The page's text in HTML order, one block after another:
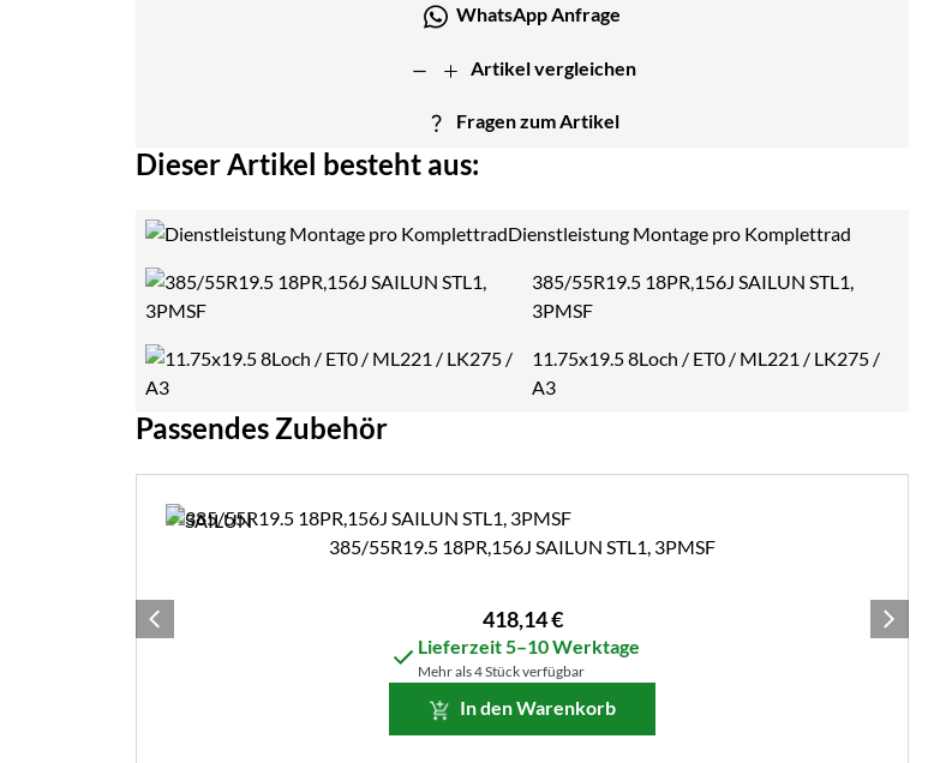
WhatsApp Anfrage
Artikel vergleichen
Fragen zum Artikel
Dieser Artikel besteht aus:
Dienstleistung Montage pro Komplettrad
385/55R19.5 18PR,156J SAILUN STL1,
3PMSF
11.75x19.5 8Loch / ET0 / ML221 / LK275 /
A3
Passendes Zubehör
Zubehör überspringen
385/55R19.5 18PR,156J SAILUN STL1, 3PMSF
418,14€
Lieferzeit 5–10 Werktage
Mehr als 4 Stück verfügbar
In den Warenkorb